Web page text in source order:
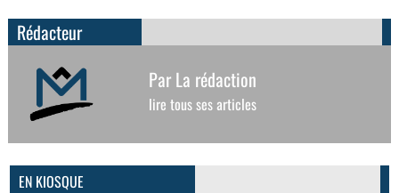
Rédacteur
Par La rédaction
lire tous ses articles
EN KIOSQUE PLUS D'INFOS